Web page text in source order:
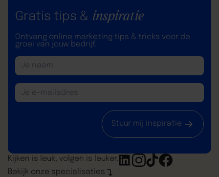
Gratis tips & inspiratie
Ontvang online marketing tips & tricks voor de
groei van jouw bedrijf.
Stuur mij inspiratie
Bekijk onze specialisaties
Kijken is leuk, volgen is leuker.